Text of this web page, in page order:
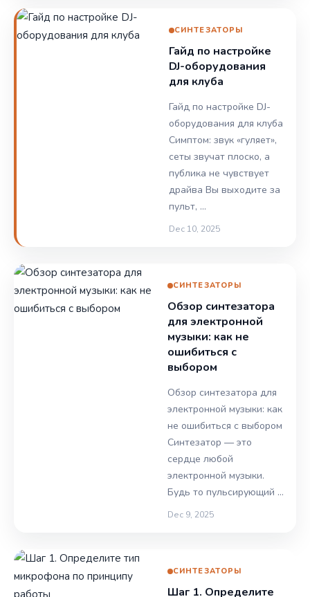
СИНТЕЗАТОРЫ
Гайд по настройке
DJ-оборудования
для клуба
Гайд по настройке DJ-
оборудования для клуба
Симптом: звук «гуляет»,
сеты звучат плоско, а
публика не чувствует
драйва Вы выходите за
пульт, …
Dec 10, 2025
СИНТЕЗАТОРЫ
Обзор синтезатора
для электронной
музыки: как не
ошибиться с
выбором
Обзор синтезатора для
электронной музыки: как
не ошибиться с выбором
Синтезатор — это
сердце любой
электронной музыки.
Будь то пульсирующий …
Dec 9, 2025
СИНТЕЗАТОРЫ
Шаг 1. Определите